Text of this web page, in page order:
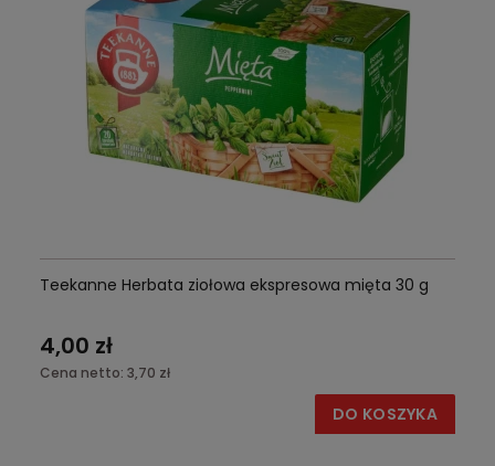
Teekanne Herbata ziołowa ekspresowa mięta 30 g
4,00 zł
Cena netto: 3,70 zł
DO KOSZYKA